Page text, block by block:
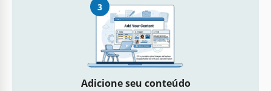
3
Adicione seu conteúdo